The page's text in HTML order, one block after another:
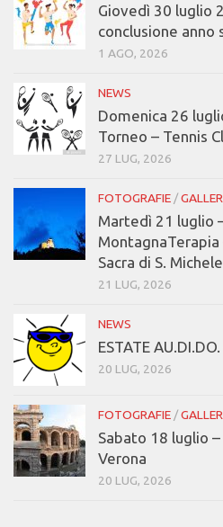
Giovedì 30 luglio
conclusione anno
1 AGO, 2026
NEWS
Domenica 26
Torneo – Tennis
27 LUG, 2026
FOTOGRAFIE /
Martedì 21 luglio
Sacra di S. Michele
21 LUG, 2026
NEWS
ESTATE
20 LUG, 2026
FOTOGRAFIE /
Sabato 18 luglio
Verona
20 LUG, 2026